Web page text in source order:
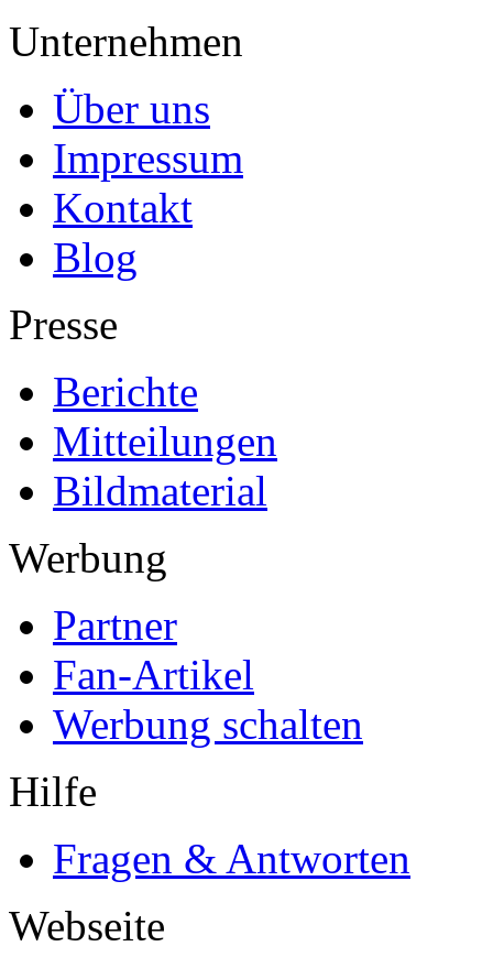
Unternehmen
Über uns
Impressum
Kontakt
Blog
Presse
Berichte
Mitteilungen
Bildmaterial
Werbung
Partner
Fan-Artikel
Werbung schalten
Hilfe
Fragen & Antworten
Webseite